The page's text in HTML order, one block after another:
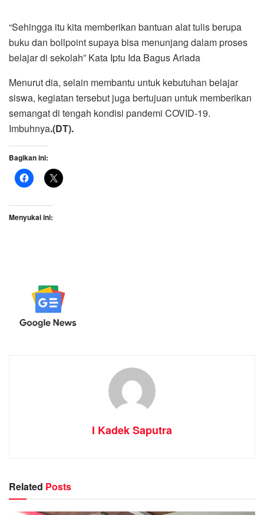
“Sehingga itu kita memberikan bantuan alat tulis berupa
buku dan bollpoint supaya bisa menunjang dalam proses
belajar di sekolah” Kata Iptu Ida Bagus Ariada
Menurut dia, selain membantu untuk kebutuhan belajar
siswa, kegiatan tersebut juga bertujuan untuk memberikan
semangat di tengah kondisi pandemi COVID-19.
Imbuhnya.(DT).
Bagikan ini:
Menyukai ini:
I Kadek Saputra
Related Posts